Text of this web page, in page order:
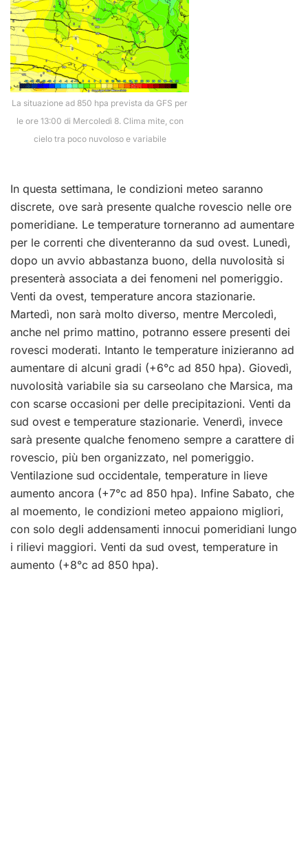
La situazione ad 850 hpa prevista da GFS per
le ore 13:00 di Mercoledì 8. Clima mite, con
cielo tra poco nuvoloso e variabile
In questa settimana, le condizioni meteo saranno
discrete, ove sarà presente qualche rovescio nelle ore
pomeridiane. Le temperature torneranno ad aumentare
per le correnti che diventeranno da sud ovest. Lunedì,
dopo un avvio abbastanza buono, della nuvolosità si
presenterà associata a dei fenomeni nel pomeriggio.
Venti da ovest, temperature ancora stazionarie.
Martedì, non sarà molto diverso, mentre Mercoledì,
anche nel primo mattino, potranno essere presenti dei
rovesci moderati. Intanto le temperature inizieranno ad
aumentare di alcuni gradi (+6°c ad 850 hpa). Giovedì,
nuvolosità variabile sia su carseolano che Marsica, ma
con scarse occasioni per delle precipitazioni. Venti da
sud ovest e temperature stazionarie. Venerdì, invece
sarà presente qualche fenomeno sempre a carattere di
rovescio, più ben organizzato, nel pomeriggio.
Ventilazione sud occidentale, temperature in lieve
aumento ancora (+7°c ad 850 hpa). Infine Sabato, che
al moemento, le condizioni meteo appaiono migliori,
con solo degli addensamenti innocui pomeridiani lungo
i rilievi maggiori. Venti da sud ovest, temperature in
aumento (+8°c ad 850 hpa).